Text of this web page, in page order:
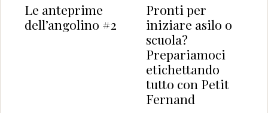
Le anteprime
dell’angolino #2
Pronti per
iniziare asilo o
scuola?
Prepariamoci
etichettando
tutto con Petit
Fernand